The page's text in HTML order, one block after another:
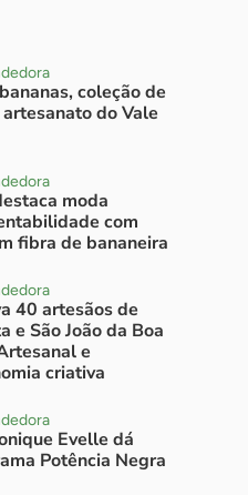
coleção de
do Vale
moda
com
fibra de bananeira
40 artesãos de
e São João da Boa
e
criativa
Evelle dá
Potência Negra